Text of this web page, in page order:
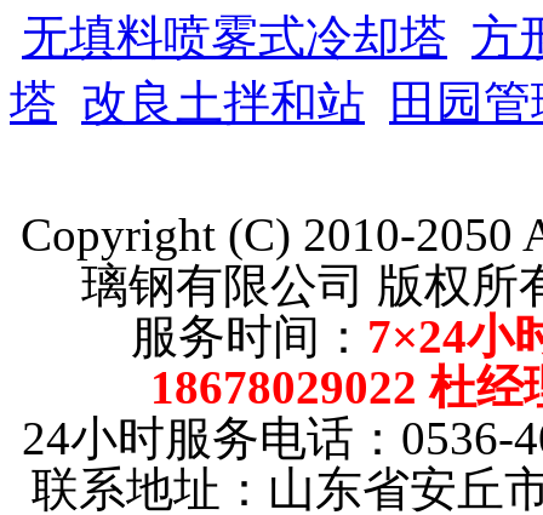
无填料喷雾式冷却塔 方
塔 改良土拌和站 田园
Copyright (C) 2010-2050
璃钢有限公司 版权
服务时间： 7×24小
18678029022 杜
24小时服务电话：
联系地址：山东省安丘